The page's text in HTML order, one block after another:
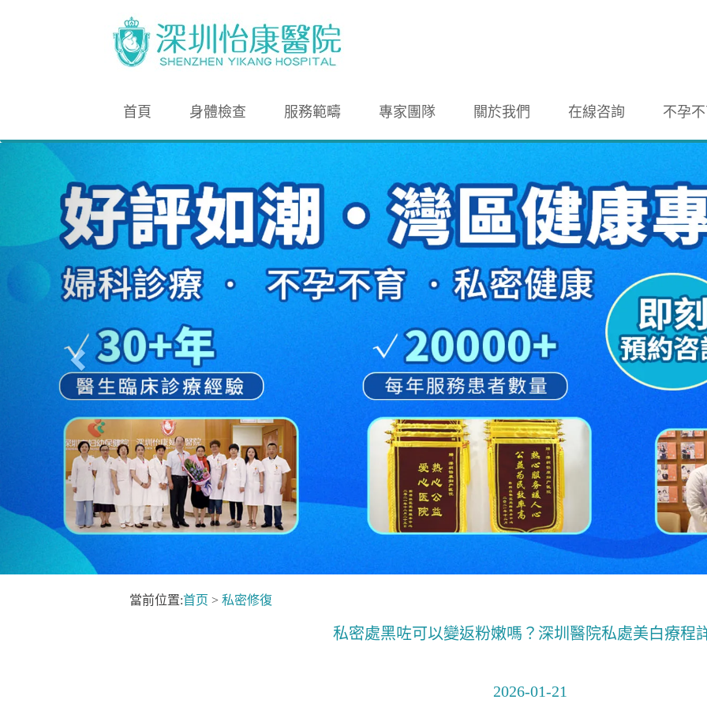
首頁 身體檢查 服務範疇 專家團隊 關於我們 在線咨詢 不孕
當前位置:首页 > 私密修復
私密處黑咗可以變返粉嫩嗎？深圳醫院私處美白療程
2026-01-21